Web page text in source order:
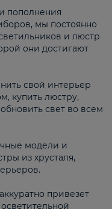
пополнения
мы постоянно
и люстр
они достигают
свой интерьер
купить люстру,
свет во всем
модели и
из хрусталя,
привезет